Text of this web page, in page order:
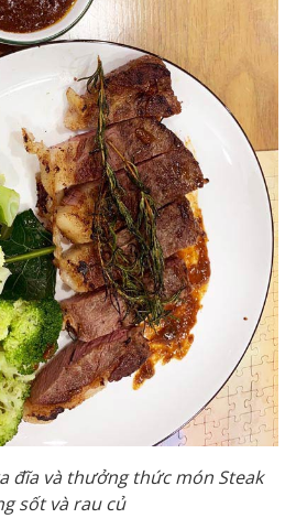
đĩa và thưởng thức món Steak
sốt và rau củ